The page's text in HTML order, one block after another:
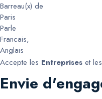
Barreau(x) de
Paris
Parle
Francais,
Anglais
Accepte les Entreprises et les
Envie